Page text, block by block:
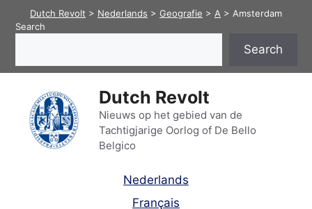
Dutch Revolt > Nederlands > Geografie > A > Amsterdam
Search
Search
Dutch Revolt
Nieuws op het gebied van de
Tachtigjarige Oorlog of De Bello
Belgico
Nederlands
Français